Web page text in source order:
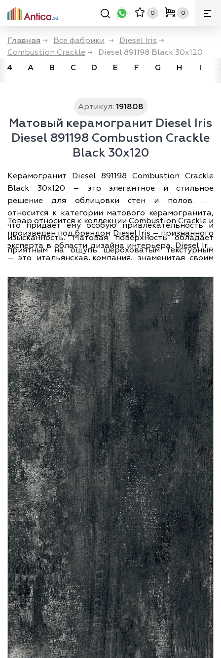
0 0
Главная → Все фабрики → Diesel Iris →
Combustion Crackle →
Diesel 891198 Black 30x120
4
A B C D E F G H I
Артикул: 191808
Матовый керамогранит Diesel Iris
Diesel 891198 Combustion Crackle
Black 30x120
Керамогранит Diesel 891198 Combustion Crackle
Black 30x120 – это элегантное и стильное
решение для облицовки стен и полов. Он
относится к категории матового керамогранита,
что придает ему особую привлекательность и
изысканность. Матовая поверхность обладает
приятным на ощупь шероховатым текстурным
рисунком, который создает эффект "старого
керамогранита". Такое покрытие обеспечивает
надежное сцепление с обувью и обеспечивает
безопасность передвижения даже на влажной
поверхности. Великолепный размер 30х120 см.
позволяет использовать данный керамогранит
как в небольших помещениях, так и в просторных
залах, подчеркивая их пространство и добавляя
вместительность.
Товар относится к коллекции Combustion Crackle и
произведен под брендом Diesel Iris – признанного
эксперта в области дизайна интерьера. Diesel Iris
– это итальянская компания, знаменитая своим
Керамогранит Diesel 891198 Combustion Crackle
Black 30x120 изготовлен из экологически чистых
материалов с использованием передовых
технологий, что гарантирует его долговечность и
стойкость к внешним воздействиям. Этот товар
прекрасно сочетается с различными
интерьерными стилями и дополнительными
элементами декора. Заказывайте керамогранит
Diesel 891198 Combustion Crackle Black 30x120 уже
сегодня, чтобы создать неповторимую атмосферу
в вашем доме или офисе.